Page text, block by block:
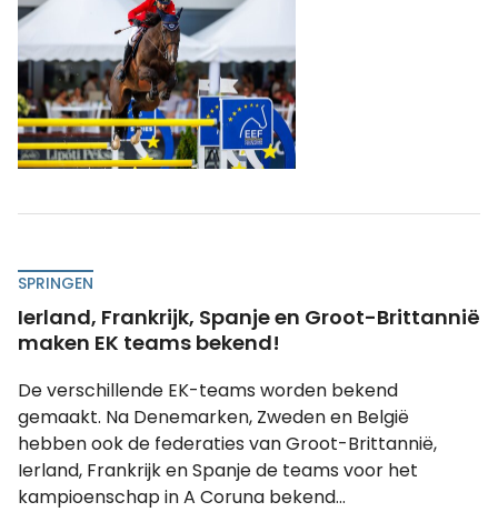
SPRINGEN
Ierland, Frankrijk, Spanje en Groot-Brittannië
maken EK teams bekend!
De verschillende EK-teams worden bekend
gemaakt. Na Denemarken, Zweden en België
hebben ook de federaties van Groot-Brittannië,
Ierland, Frankrijk en Spanje de teams voor het
kampioenschap in A Coruna bekend...